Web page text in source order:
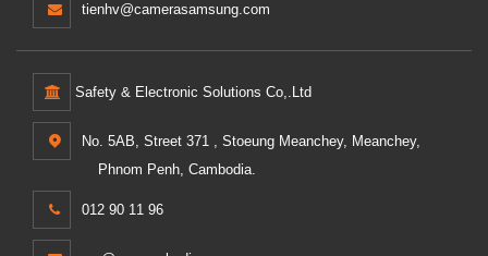
tienhv@camerasamsung.com
Safety & Electronic Solutions Co,.Ltd
No. 5AB, Street 371 , Stoeung Meanchey, Meanchey,
Phnom Penh, Cambodia.
012 90 11 96